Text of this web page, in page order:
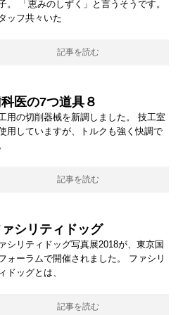
。 「恵みのしずく」と言うそうです。
ッフ共々いた
記事を読む
医の7つ道具８
用の切削器械を新調しました。 技工室
用していますが、トルクも強く快調で
記事を読む
ァシリティドッグ
シリティドッグ写真展2018が、東京国
ォーラムで開催されました。 ファシリ
ドッグとは、
記事を読む